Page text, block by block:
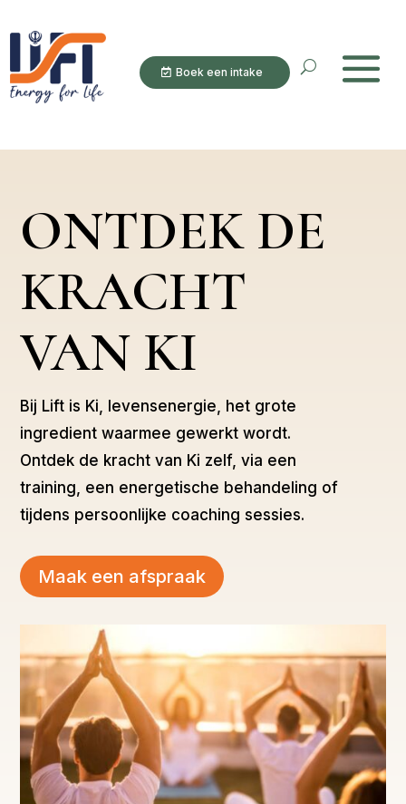
Boek een intake
ONTDEK DE
KRACHT
VAN KI
Bij Lift is Ki, levensenergie, het grote
ingredient waarmee gewerkt wordt.
Ontdek de kracht van Ki zelf, via een
training, een energetische behandeling of
tijdens persoonlijke coaching sessies.
Maak een afspraak